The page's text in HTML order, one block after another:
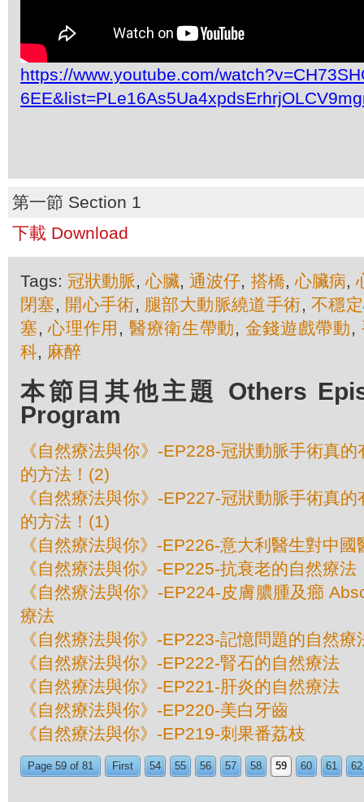
https://www.youtube.com/
第一節 Section 1
下載 Download
Tags: 冠狀動脈,心臟,通波仔, 搭橋,心臟病,
閉塞, 開心手術, 腿部大動脈繞道手術, 不穩
塞,心理作用 , 醫療衛生帶動, 金錢遊戲帶動,
科, 麻醉
本節目其他主題 Others
Program
《自然療法與你》-EP228-冠狀動脈手術真
的方法！(2)
《自然療法與你》-EP227-冠狀動脈手術真
的方法！(1)
《自然療法與你》-EP226-意大利醫生對中國
《自然療法與你》-EP225-抗衰老的自然療法
《自然療法與你》-EP224-皮膚膿腫及癤
療法
《自然療法與你》-EP223-記憶問題的自然療
《自然療法與你》-EP222-腎石的自然療法
《自然療法與你》-EP221-肝炎的自然療法
《自然療法與你》-EP220-美白牙齒
《自然療法與你》-EP219-刺果番荔枝
Page 59 of 81 First 54 55 56 57 58 59 60 61 62